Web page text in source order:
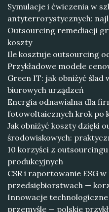
Symulacje i ćwiczenia w
antyterrorystycznych:
Outsourcing remediacji
koszty
Ile kosztuje outsourcing
Przykładowe modele
Green IT: jak obniżyć
biurowych urządzeń
Energia odnawialna dla
fotowoltaicznych krok po
Jak obniżyć koszty dzięki
środowiskowych:
10 korzyści z
produkcyjnych
CSR i raportowanie ESG
przedsiębiorstwach —
Innowacje
przemyśle — polskie